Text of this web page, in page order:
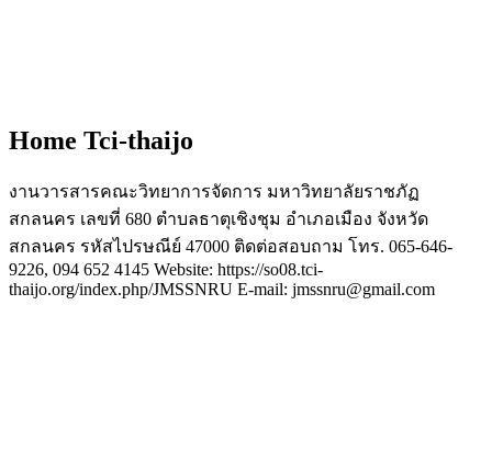
Home Tci-thaijo
งานวารสารคณะวิทยาการจัดการ มหาวิทยาลัยราชภัฏ
สกลนคร เลขที่ 680 ตำบลธาตุเชิงชุม อำเภอเมือง จังหวัด
สกลนคร รหัสไปรษณีย์ 47000 ติดต่อสอบถาม โทร. 065-646-
9226, 094 652 4145 Website: https://so08.tci-
thaijo.org/index.php/JMSSNRU E-mail: jmssnru@gmail.com